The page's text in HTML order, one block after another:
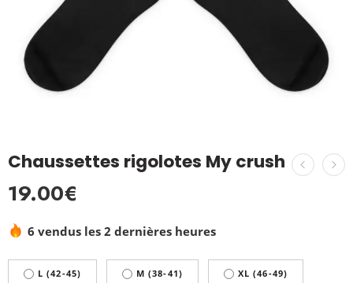
Chaussettes rigolotes My crush
19.00€
6 vendus les 2 dernières heures
L (42-45) M (38-41) XL (46-49)